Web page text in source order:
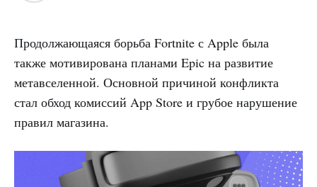
Продолжающаяся борьба Fortnite с Apple была
также мотивирована планами Epic на развитие
метавселенной. Основной причиной конфликта
стал обход комиссий App Store и грубое нарушение
правил магазина.